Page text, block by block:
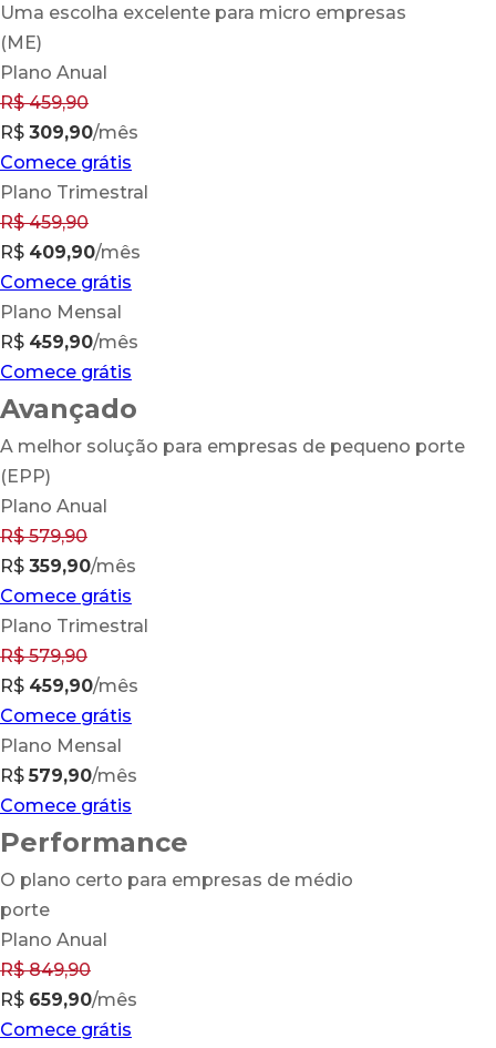
Uma escolha excelente para micro empresas
(ME)
Plano Anual
R$459,90
R$ 309,90/mês
Comece grátis
Plano Trimestral
R$459,90
R$ 409,90/mês
Comece grátis
Plano Mensal
R$ 459,90/mês
Comece grátis
Avançado
A melhor solução para empresas de pequeno porte
(EPP)
Plano Anual
R$579,90
R$ 359,90/mês
Comece grátis
Plano Trimestral
R$ 579,90
R$ 459,90/mês
Comece grátis
Plano Mensal
R$579,90/mês
Comece grátis
Performance
O plano certo para empresas de médio
porte
Plano Anual
R$849,90
R$ 659,90/mês
Comece grátis